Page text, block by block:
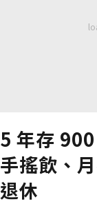
5 年存
手搖飲、
退休